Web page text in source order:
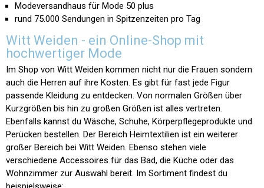
Modeversandhaus für Mode 50 plus
rund 75.000 Sendungen in Spitzenzeiten pro Tag
Witt Weiden - ein Online-Shop mit
hochwertiger Mode
Im Shop von Witt Weiden kommen nicht nur die Frauen sondern
auch die Herren auf ihre Kosten. Es gibt für fast jede Figur
passende Kleidung zu entdecken. Von normalen Größen über
Kurzgrößen bis hin zu großen Größen ist alles vertreten.
Ebenfalls kannst du Wäsche, Schuhe, Körperpflegeprodukte und
Perücken bestellen. Der Bereich Heimtextilien ist ein weiterer
großer Bereich bei Witt Weiden. Ebenso stehen viele
verschiedene Accessoires für das Bad, die Küche oder das
Wohnzimmer zur Auswahl bereit. Im Sortiment findest du